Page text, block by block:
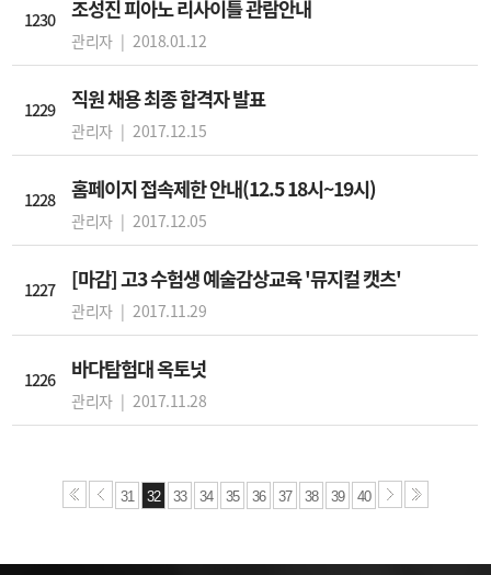
1230 조성진 피아노 리사이틀 관람안내
관리자 | 2018.01.12
1229 직원 채용 최종 합격자 발표
관리자 | 2017.12.15
1228 홈페이지 접속제한 안내(12.5 18시~19시)
관리자 | 2017.12.05
1227 [마감] 고3 수험생 예술감상교육 '뮤지컬 캣츠'
관리자 | 2017.11.29
1226 바다탐험대 옥토넛
관리자 | 2017.11.28
31 32 33 34 35 36 37 38 39 40